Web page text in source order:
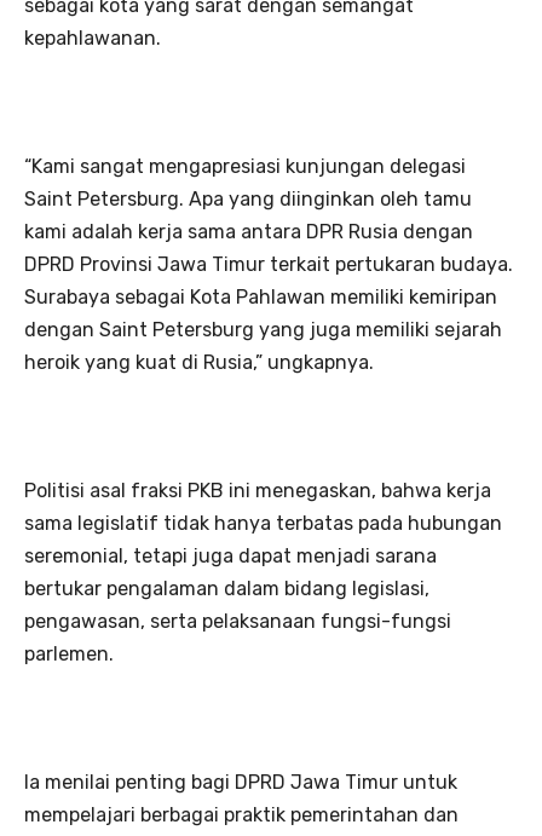
sebagai kota yang sarat dengan semangat
kepahlawanan.
“Kami sangat mengapresiasi kunjungan delegasi
Saint Petersburg. Apa yang diinginkan oleh tamu
kami adalah kerja sama antara DPR Rusia dengan
DPRD Provinsi Jawa Timur terkait pertukaran budaya.
Surabaya sebagai Kota Pahlawan memiliki kemiripan
dengan Saint Petersburg yang juga memiliki sejarah
heroik yang kuat di Rusia,” ungkapnya.
Politisi asal fraksi PKB ini menegaskan, bahwa kerja
sama legislatif tidak hanya terbatas pada hubungan
seremonial, tetapi juga dapat menjadi sarana
bertukar pengalaman dalam bidang legislasi,
pengawasan, serta pelaksanaan fungsi-fungsi
parlemen.
Ia menilai penting bagi DPRD Jawa Timur untuk
mempelajari berbagai praktik pemerintahan dan